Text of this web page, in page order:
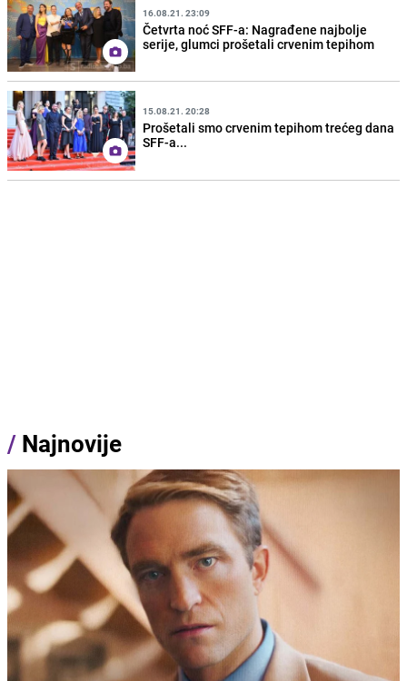
16.08.21. 23:09
Četvrta noć SFF-a: Nagrađene najbolje
serije, glumci prošetali crvenim tepihom
15.08.21. 20:28
Prošetali smo crvenim tepihom trećeg dana
SFF-a...
/ Najnovije